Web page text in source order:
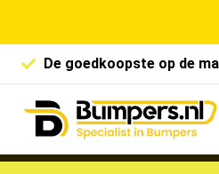
De goedkoopste op de